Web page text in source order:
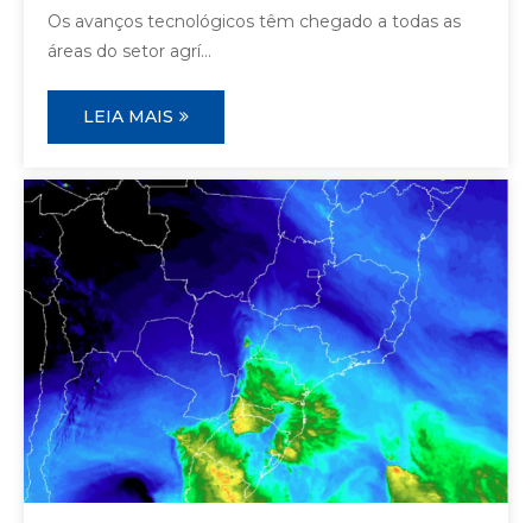
Os avanços tecnológicos têm chegado a todas as
áreas do setor agrí...
LEIA MAIS